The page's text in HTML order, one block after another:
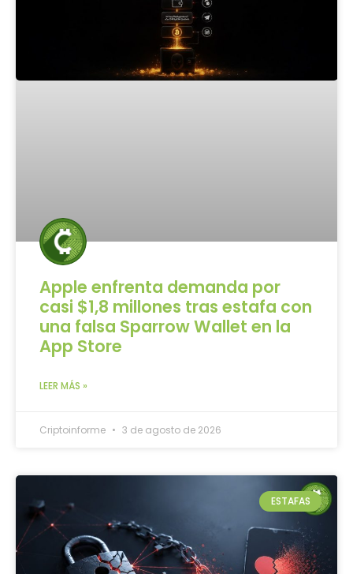
Apple enfrenta demanda por
casi $1,8 millones tras estafa con
una falsa Sparrow Wallet en la
App Store
LEER MÁS »
Criptoinforme 3 de agosto de 2026
ESTAFAS